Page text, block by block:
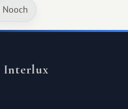
Nooch
Interlux